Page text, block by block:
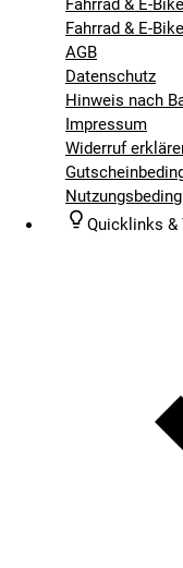
Fahrrad & E-
Fahrrad & E-
AGB
Datenschutz
Hinweis nach
Impressum
Widerruf
Quicklinks &